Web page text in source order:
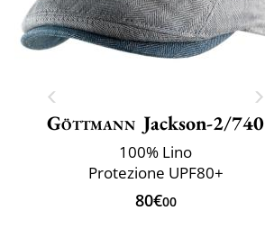
Göttmann Jackson-2/740
100% Lino
Protezione UPF80+
80€00